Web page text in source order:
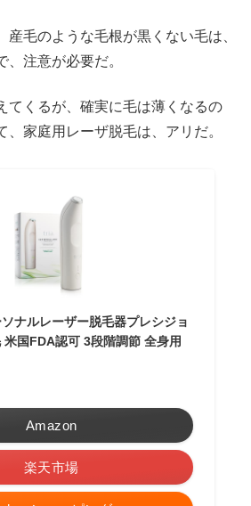
産毛のような毛根が黒くない毛は、
注意が必要だ。
てくるが、確実に毛は薄くなるの
、家庭用レーザ脱毛は、アリだ。
ナルレーザー脱毛器プレシジョ
米国FDA認可 3段階調節 全身用
Amazon
楽天市場